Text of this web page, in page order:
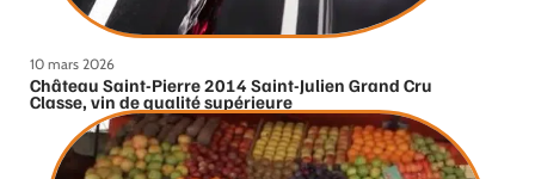
10 mars 2026
Château Saint-Pierre 2014 Saint-Julien Grand Cru
Classe, vin de qualité supérieure